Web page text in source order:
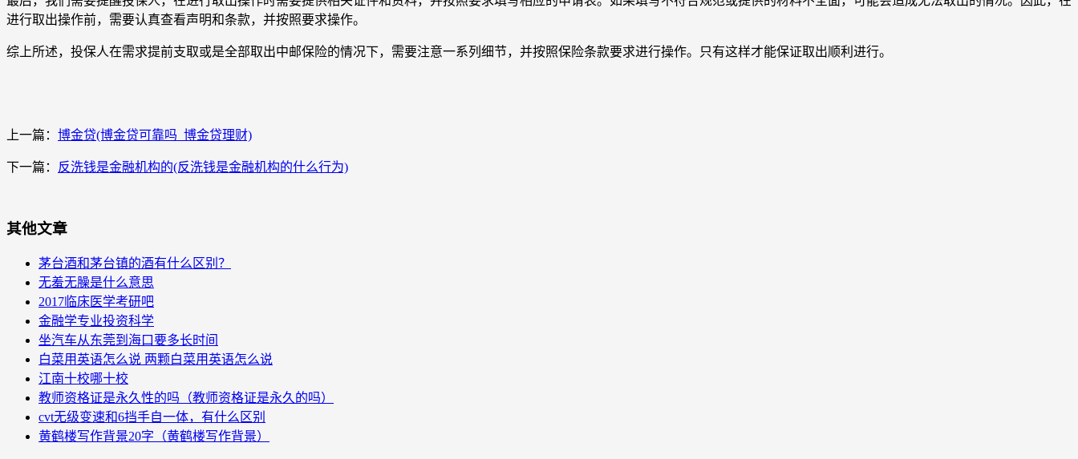
进行取出操作前，需要认真查看声明和条款，并按照要求操作。
综上所述，投保人在需求提前支取或是全部取出中邮保险的情况下，需要注意一系列细节，并按照保险条款要求进行操作。只有这样才能保证取出顺利进行。
上一篇： 博金贷(博金贷可靠吗_博金贷理财)
下一篇： 反洗钱是金融机构的(反洗钱是金融机构的什么行为)
其他文章
茅台酒和茅台镇的酒有什么区别？
无羞无臊是什么意思
2017临床医学考研吧
金融学专业投资科学
坐汽车从东莞到海口要多长时间
白菜用英语怎么说 两颗白菜用英语怎么说
江南十校哪十校
教师资格证是永久性的吗（教师资格证是永久的吗）
cvt无级变速和6挡手自一体，有什么区别
黄鹤楼写作背景20字（黄鹤楼写作背景）